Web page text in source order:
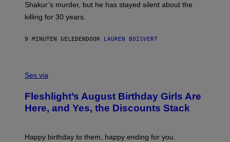
I
O
S
A
R
/
W
I
I
Shakur’s murder, but he has stayed silent about the
killing for 30 years.
9 MINUTEN GELEDEN DOOR LAUREN BOISVERT
L
H
L
I
T
Sex via
Fleshlight’s August Birthday Girls Are
Here, and Yes, the Discounts Stack
Happy birthday to them, happy ending for you.